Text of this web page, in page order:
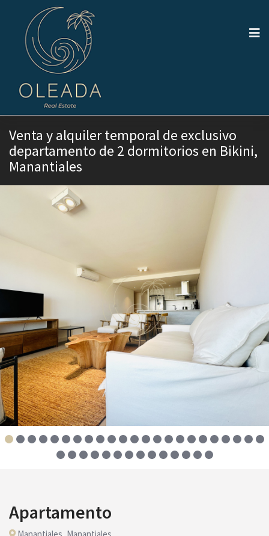
Venta y alquiler temporal de exclusivo
departamento de 2 dormitorios en Bikini,
Manantiales
Apartamento